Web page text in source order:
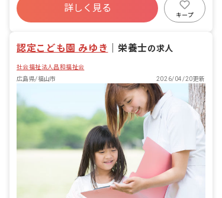
詳しく見る
キープ
認定こども園 みゆき ｜栄養士の求人
社会福祉法人昌和福祉会
広島県/福山市
2026/04/20更新